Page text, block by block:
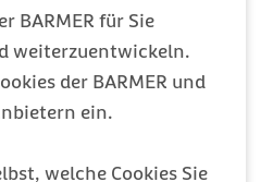
BARMER für Sie
weiterzuentwickeln.
der BARMER und
ein.
welche Cookies Sie